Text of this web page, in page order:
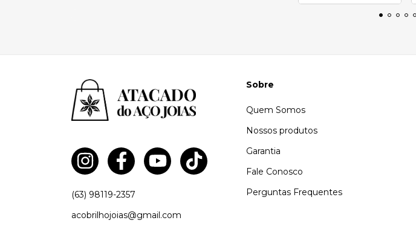
(63) 98119-2357
acobrilhojoias@gmail.com
Sobre
Quem Somos
Nossos produtos
Garantia
Fale Conosco
Perguntas Frequentes